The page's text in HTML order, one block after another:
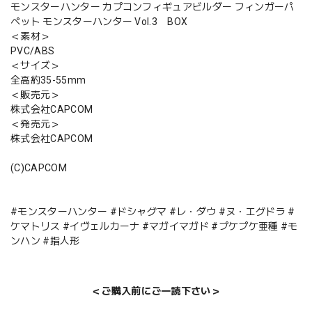
モンスターハンター カプコンフィギュアビルダー フィンガーパ
ペット モンスターハンター Vol.3 BOX
＜素材＞
PVC/ABS
＜サイズ＞
全高約35-55mm
＜販売元＞
株式会社CAPCOM
＜発売元＞
株式会社CAPCOM
(C)CAPCOM
#モンスターハンター #ドシャグマ #レ・ダウ #ヌ・エグドラ #
ケマトリス #イヴェルカーナ #マガイマガド #プケプケ亜種 #モ
ンハン #指人形
＜ご購入前にご一読下さい＞